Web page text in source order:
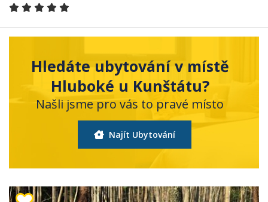
Hledáte ubytování v místě
Hluboké u Kunštátu?
Našli jsme pro vás to pravé místo
Najít Ubytování